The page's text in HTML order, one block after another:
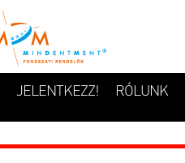
JELENTKEZZ! RÓLUNK